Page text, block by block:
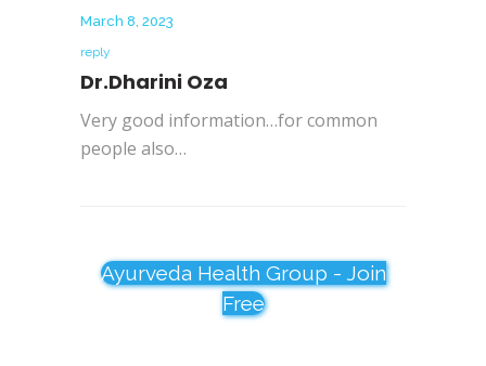
March 8, 2023
reply
Dr.Dharini Oza
Very good information…for common
people also…
Ayurveda Health Group - Join
Free